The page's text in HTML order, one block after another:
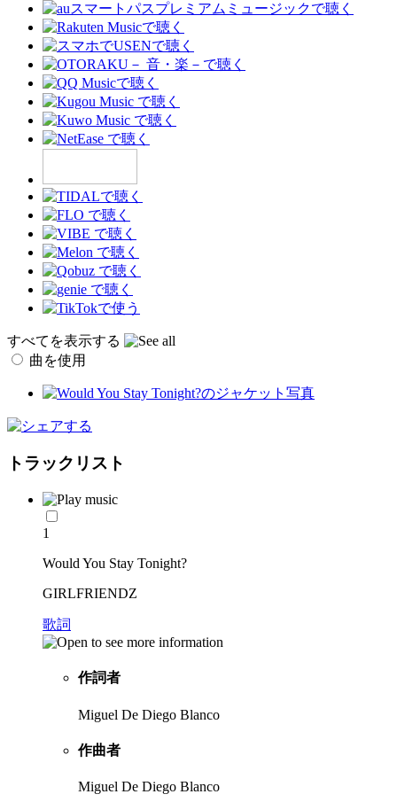
すべてを表示する
曲を使用
トラックリスト
1
Would You Stay Tonight?
GIRLFRIENDZ
歌詞
作詞者
Miguel De Diego Blanco
作曲者
Miguel De Diego Blanco